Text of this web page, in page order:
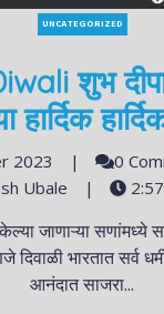
UNCATEGORIZED
शुभ
हार्दिक
2023 | 0
Ubale
|
दिवाळी भारतात सर्व
आनंदात साजरा...